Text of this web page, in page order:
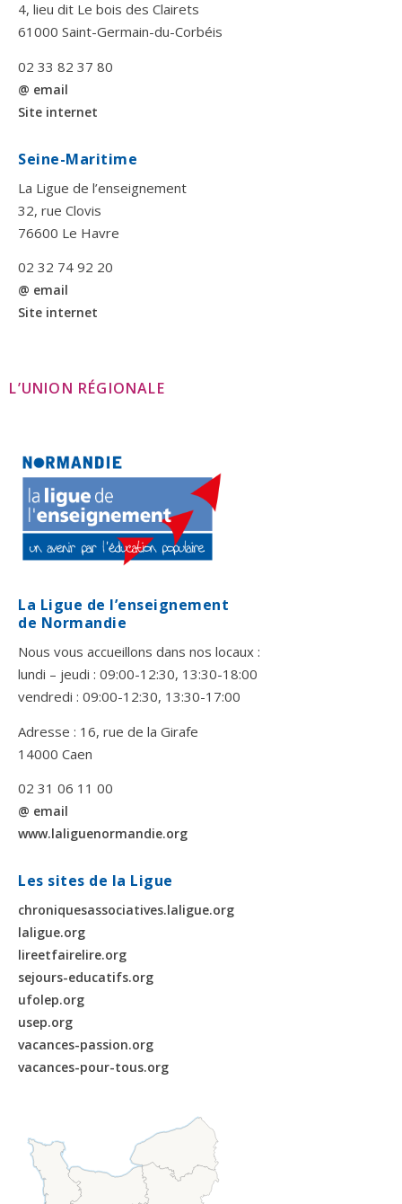
4, lieu dit Le bois des Clairets
61000 Saint-Germain-du-Corbéis
02 33 82 37 80
@ email
Site internet
Seine-Maritime
La Ligue de l’enseignement
32, rue Clovis
76600 Le Havre
02 32 74 92 20
@ email
Site internet
L’UNION RÉGIONALE
La Ligue de l’enseignement
de Normandie
Nous vous accueillons dans nos locaux :
lundi – jeudi : 09:00-12:30, 13:30-18:00
vendredi : 09:00-12:30, 13:30-17:00
Adresse : 16, rue de la Girafe
14000 Caen
02 31 06 11 00
@ email
www.laliguenormandie.org
Les sites de la Ligue
chroniquesassociatives.laligue.org
laligue.org
lireetfairelire.org
sejours-educatifs.org
ufolep.org
usep.org
vacances-passion.org
vacances-pour-tous.org